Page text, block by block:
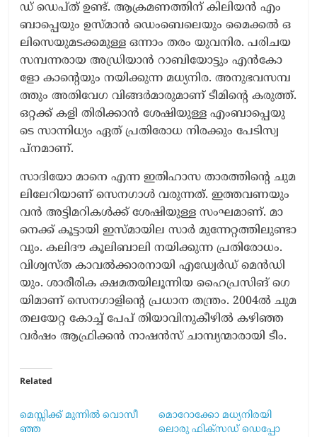
ഡ് ഡെ​പ്ത് ഉ​ണ്ട്. ആ​ക്ര​മ​ണ​ത്തി​ന് കി​ലി​യ​ൻ എം​
ബാ​പ്പെ​യും ഉ​സ്മാ​ൻ ഡെം​ബെ​ലെ​യും മൈ​ക്ക​ൽ ഒ​
ലി​സെ​യു​മ​ട​ക്ക​മു​ള്ള ഒ​ന്നാം ത​രം യു​വ​നി​ര. പ​രി​ച​യ​
സ​മ്പ​ന്ന​രാ​യ അ​ഡ്രി​യാ​ൻ റാ​ബി​യോ​ട്ടും എ​ൻ​കോ​
ളോ കാ​ന്റെ​യും ന​യി​ക്കു​ന്ന മ​ധ്യ​നി​ര. അ​നു​ഭ​വ​സ​മ്പ​
ത്തും അ​തി​വേ​ഗ വി​ങ്ങ​ർ​മാ​രു​മാ​ണ് ടീ​മി​ന്റെ ക​രു​ത്ത്.
ഒ​റ്റ​ക്ക് ക​ളി തി​രി​ക്കാ​ൻ ശേ​ഷി​യു​ള്ള എം​ബാ​പ്പെ​യു​
ടെ സാ​ന്നി​ധ്യം ഏ​ത് പ്ര​തി​രോ​ധ നി​ര​ക്കും പേ​ടി​സ്വ​
പ്ന​മാ​ണ്.
സാ​ദി​യോ മാ​നെ എ​ന്ന ഇ​തി​ഹാ​സ താ​ര​ത്തി​ന്റെ ചു​മ​
ലി​ലേ​റി​യാ​ണ് സെ​ന​ഗാ​ൾ വ​രു​ന്ന​ത്. ഇ​ത്ത​വ​ണ​യും
വ​ൻ അ​ട്ടി​മ​റി​ക​ൾ​ക്ക് ശേ​ഷി​യു​ള്ള സം​ഘ​മാ​ണ്. മാ​
നെ​ക്ക് കൂ​ട്ടാ​യി ഇ​സ്മാ​യി​ല സാ​ർ മു​ന്നേ​റ്റ​ത്തി​ലു​ണ്ടാ​
വും. ക​ലി​ദൗ കൂ​ലി​ബാ​ലി ന​യി​ക്കു​ന്ന പ്ര​തി​രോ​ധം.
വി​ശ്വ​സ്ത കാ​വ​ൽ​ക്കാ​ര​നാ​യി എ​ഡ്വേ​ർ​ഡ് മെ​ൻ​ഡി​
യും. ശാ​രീ​രി​ക ക്ഷ​മ​ത​യി​ലൂ​ന്നി​യ ഹൈ​പ്ര​സി​ങ് ഗെ​
യി​മാ​ണ് സെ​ന​ഗാ​ളി​ന്റെ പ്ര​ധാ​ന ത​ന്ത്രം. 2004ൽ ​ചു​മ​
ത​ല​യേ​റ്റ കോ​ച്ച് പേ​പ് തി​യാ​വി​നു​കീ​ഴി​ൽ ക​ഴി​ഞ്ഞ
വ​ർ​ഷം ആ​ഫ്രി​ക്ക​ൻ നാ​ഷ​ൻ​സ് ചാ​മ്പ്യ​ന്മാ​രാ​യി ടീം.
Related
മെസ്സിക്ക് മുന്നിൽ വൊ​സീ​
ഞ്ഞ
​മൊ​റോ​ക്കോ മ​ധ്യ​നി​ര​യി​
ലൊ​രു ഫി​ക്സ​ഡ് ഡെ​പ്പോ​